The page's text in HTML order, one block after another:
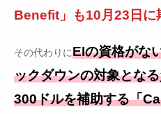
Benefit」も10月23日に
その代わりにEIの資格がな
ックダウンの対象とな
300ドルを補助する「